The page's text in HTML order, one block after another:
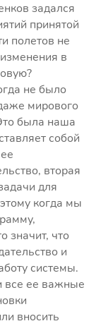
задался
принятой
полетов не
в
не было
мирового
была наша
собой
вторая
для
когда мы
значит, что
и
системы.
все ее важные
вносить